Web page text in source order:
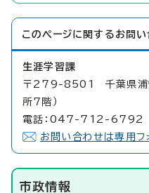
このページに関する お問い
生涯学習課
〒279-8501 千葉県浦安
所7階）
電話：047-712-6792
お問い合わせは専用フ
市政情報